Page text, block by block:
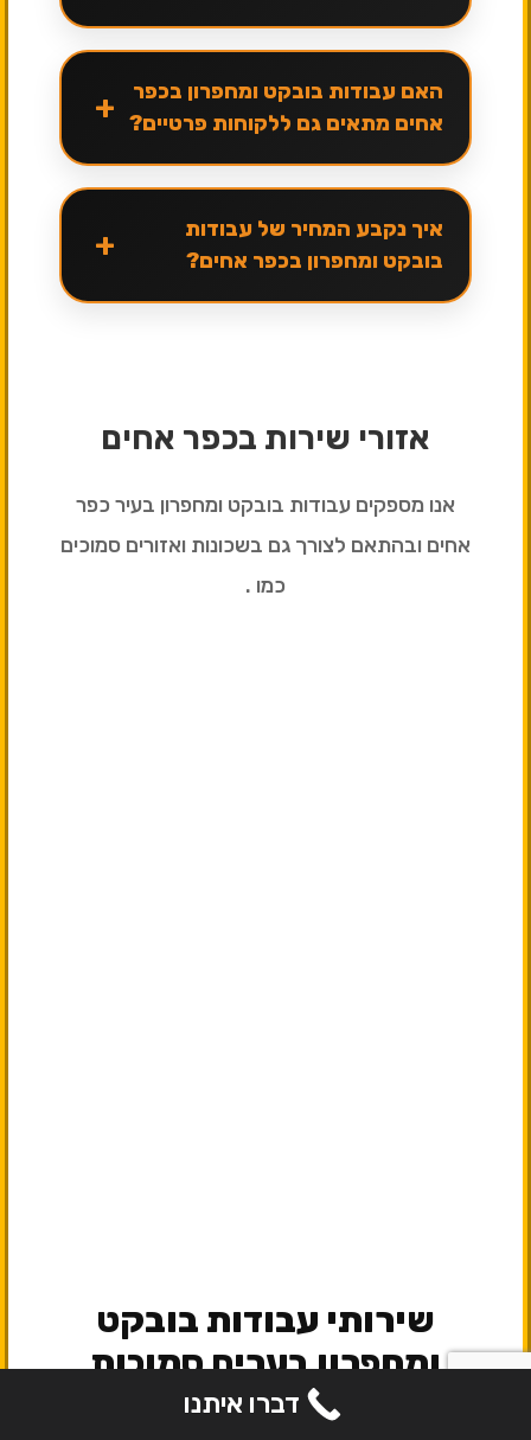
האם עבודות בובקט ומחפרון בכפר
אחים מתאים גם ללקוחות פרטיים? +
איך נקבע המחיר של עבודות
בובקט ומחפרון בכפר אחים?
+
אזורי שירות בכפר אחים
אנו מספקים עבודות בובקט ומחפרון בעיר כפר
אחים ובהתאם לצורך גם בשכונות ואזורים סמוכים
כמו .
שירותי עבודות בובקט
ומחפרון בערים סמוכות
דברו איתנו